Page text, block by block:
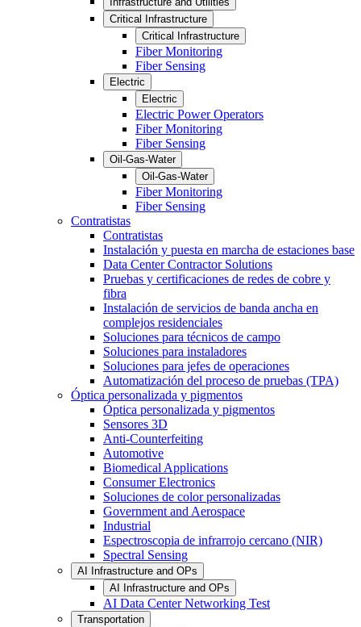
Critical Infrastructure
Critical Infrastructure
Fiber Monitoring
Fiber Sensing
Electric
Electric
Electric Power Operators
Fiber Monitoring
Fiber Sensing
Oil-Gas-Water
Oil-Gas-Water
Fiber Monitoring
Fiber Sensing
Contratistas
Contratistas
Instalación y puesta en marcha de estaciones base
Data Center Contractor Solutions
Pruebas y certificaciones de redes de cobre y
fibra
Instalación de servicios de banda ancha en
complejos residenciales
Soluciones para técnicos de campo
Soluciones para instaladores
Soluciones para jefes de operaciones
Automatización del proceso de pruebas (TPA)
Óptica personalizada y pigmentos
Óptica personalizada y pigmentos
Sensores 3D
Anti-Counterfeiting
Automotive
Biomedical Applications
Consumer Electronics
Soluciones de color personalizadas
Government and Aerospace
Industrial
Espectroscopia de infrarrojo cercano (NIR)
Spectral Sensing
AI Infrastructure and OPs
AI Infrastructure and OPs
AI Data Center Networking Test
Transportation